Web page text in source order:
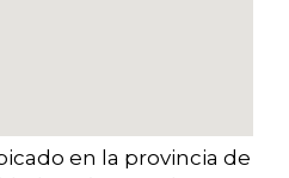
en la provincia de